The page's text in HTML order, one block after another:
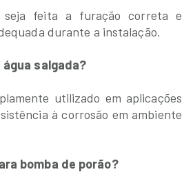
seja feita a furação correta e
durante a instalação.
salgada?
utilizado em aplicações
à corrosão em ambiente
bomba de porão?